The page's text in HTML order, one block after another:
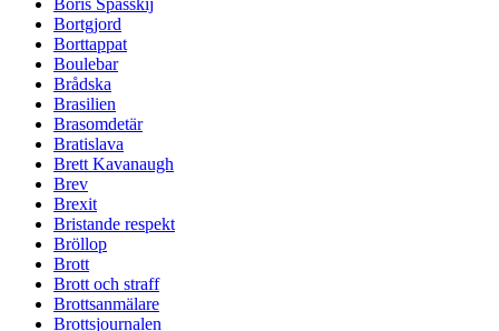
Bortgjord
Borttappat
Boulebar
Brådska
Brasilien
Brasomdetär
Bratislava
Brett Kavanaugh
Brev
Brexit
Bristande respekt
Bröllop
Brott
Brott och straff
Brottsanmälare
Brottsjournalen